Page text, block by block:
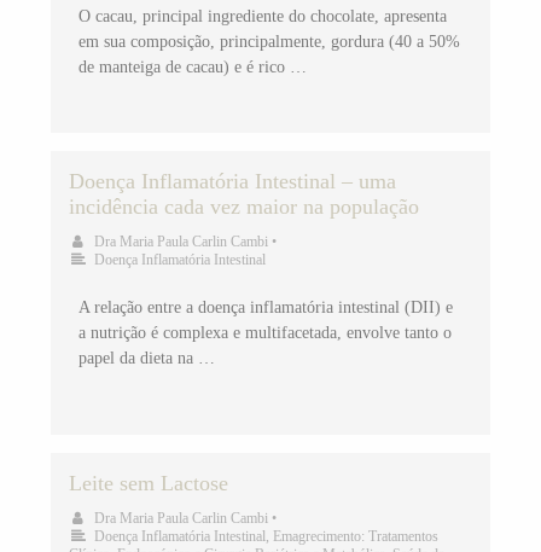
O cacau, principal ingrediente do chocolate, apresenta
em sua composição, principalmente, gordura (40 a 50%
de manteiga de cacau) e é rico …
Doença Inflamatória Intestinal – uma
incidência cada vez maior na população
Dra Maria Paula Carlin Cambi •
Doença Inflamatória Intestinal
A relação entre a doença inflamatória intestinal (DII) e
a nutrição é complexa e multifacetada, envolve tanto o
papel da dieta na …
Leite sem Lactose
Dra Maria Paula Carlin Cambi •
Doença Inflamatória Intestinal, Emagrecimento: Tratamentos